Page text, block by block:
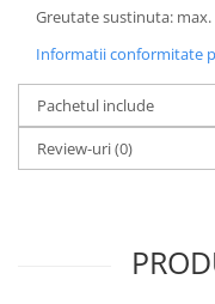
Grip-uri
Telecomenzi
LCD protectie
Recordere audio
Acumulatori si baterii
Greutate sustinuta: max.
Informatii conformitate
Pachetul include
Review-uri(0)